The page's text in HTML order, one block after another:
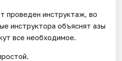
проведен инструктаж, во
инструктора объяснят азы
все необходимое.